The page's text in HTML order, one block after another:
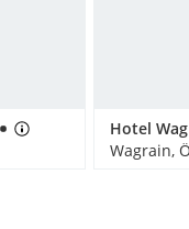
Hotel
Wagrain,